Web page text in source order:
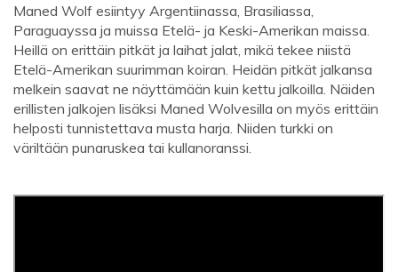
Maned Wolf esiintyy Argentiinassa, Brasiliassa,
Paraguayssa ja muissa Etelä- ja Keski-Amerikan maissa.
Heillä on erittäin pitkät ja laihat jalat, mikä tekee niistä
Etelä-Amerikan suurimman koiran. Heidän pitkät jalkansa
melkein saavat ne näyttämään kuin kettu jalkoilla. Näiden
erillisten jalkojen lisäksi Maned Wolvesilla on myös erittäin
helposti tunnistettava musta harja. Niiden turkki on
väriltään punaruskea tai kullanoranssi.